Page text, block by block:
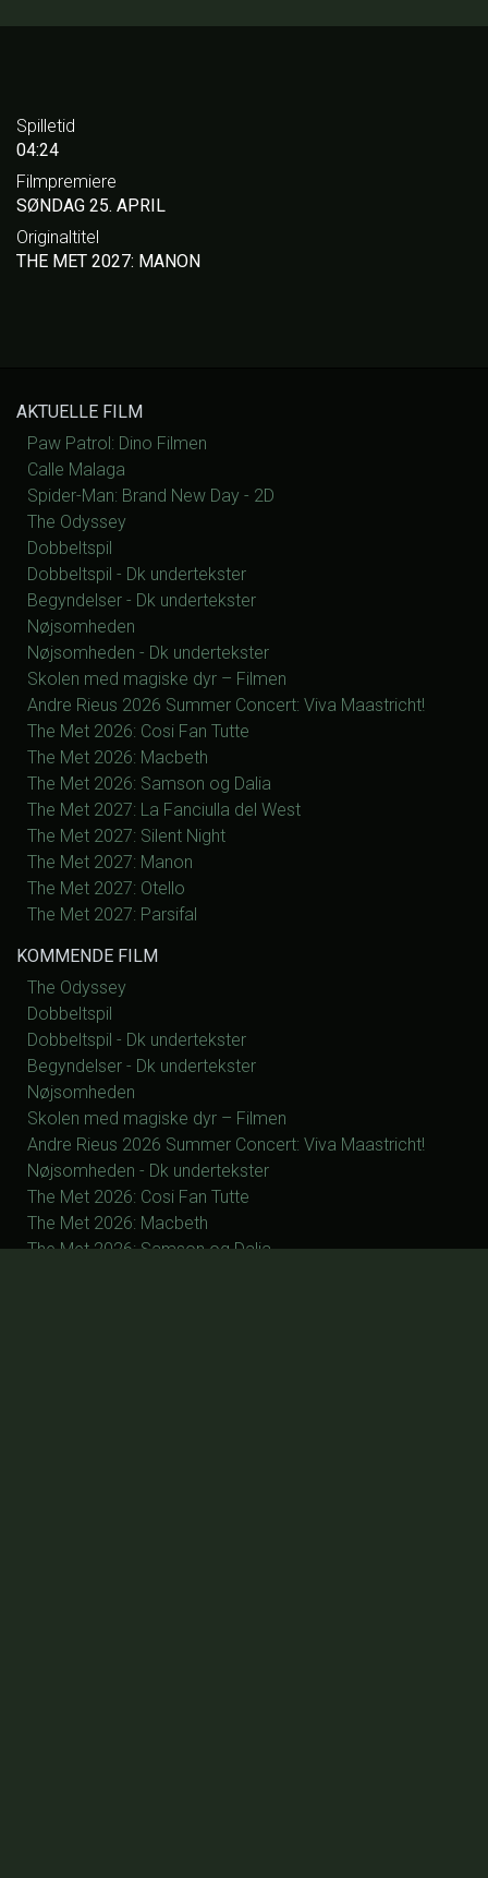
Spilletid
04:24
Filmpremiere
SØNDAG 25. APRIL
Originaltitel
THE MET 2027: MANON
AKTUELLE FILM
Paw Patrol: Dino Filmen
Calle Malaga
Spider-Man: Brand New Day - 2D
The Odyssey
Dobbeltspil
Dobbeltspil - Dk undertekster
Begyndelser - Dk undertekster
Nøjsomheden
Nøjsomheden - Dk undertekster
Skolen med magiske dyr – Filmen
Andre Rieus 2026 Summer Concert: Viva Maastricht!
The Met 2026: Cosi Fan Tutte
The Met 2026: Macbeth
The Met 2026: Samson og Dalia
The Met 2027: La Fanciulla del West
The Met 2027: Silent Night
The Met 2027: Manon
The Met 2027: Otello
The Met 2027: Parsifal
KOMMENDE FILM
The Odyssey
Dobbeltspil
Dobbeltspil - Dk undertekster
Begyndelser - Dk undertekster
Nøjsomheden
Skolen med magiske dyr – Filmen
Andre Rieus 2026 Summer Concert: Viva Maastricht!
Nøjsomheden - Dk undertekster
The Met 2026: Cosi Fan Tutte
The Met 2026: Macbeth
The Met 2026: Samson og Dalia